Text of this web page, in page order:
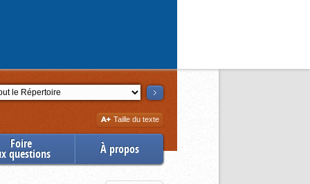
Augmenter
la
Taille du texte
Foire
questions À propos